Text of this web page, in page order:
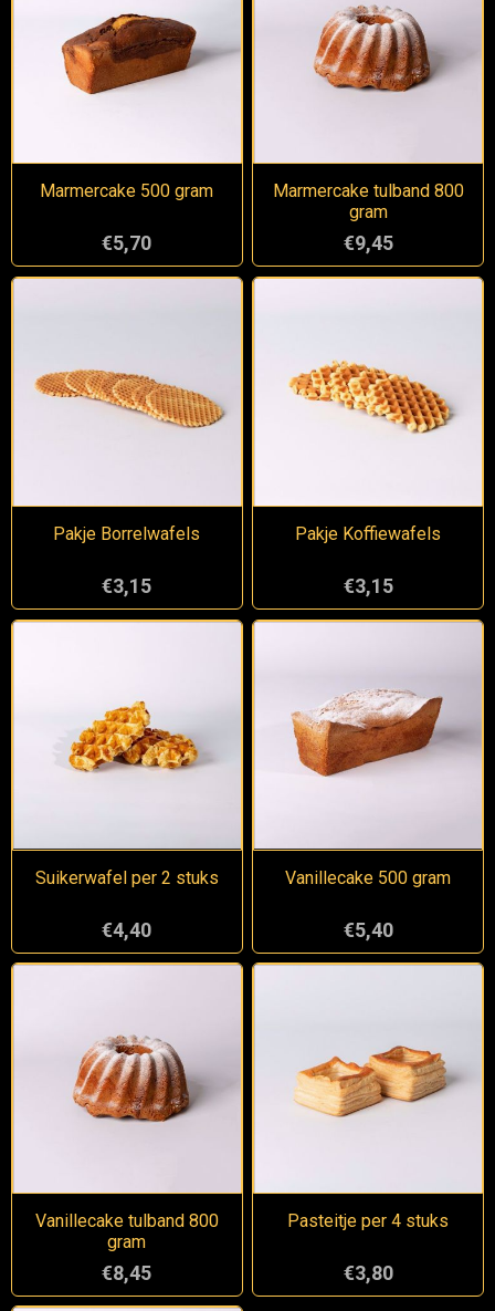
Marmercake 500 gram
€5,70
Marmercake tulband 800
gram
€9,45
Pakje Borrelwafels
€3,15
Pakje Koffiewafels
€3,15
Suikerwafel per 2 stuks
€4,40
Vanillecake 500 gram
€5,40
Vanillecake tulband 800
gram
€8,45
Pasteitje per 4 stuks
€3,80